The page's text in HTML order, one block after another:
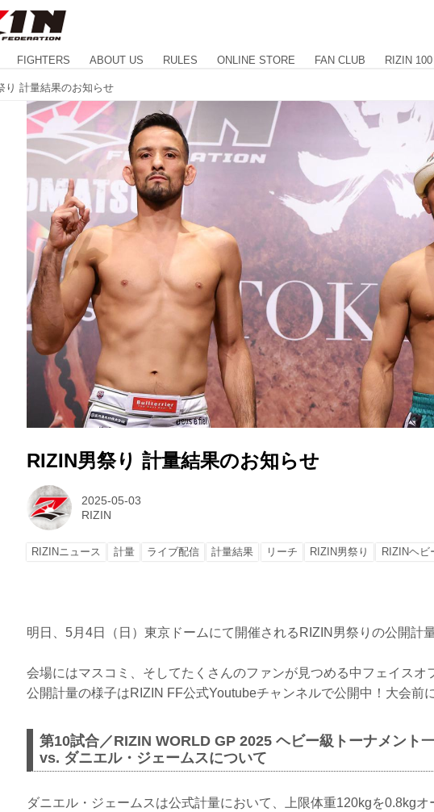
FIGHTERS ABOUT US RULES ONLINE STORE FAN CLUB RIZIN
り 計量結果のお知らせ
RIZIN男祭り 計量結果のお知らせ
2025-05-03
RIZIN
RIZINニュース 計量 ライブ配信 計量結果 リーチ RIZIN男祭り RIZINヘビ
明日、5月4日（日）東京ドームにて開催されるRIZIN男祭りの公開計
会場にはマスコミ、そしてたくさんのファンが見つめる中フェイスオ
公開計量の様子はRIZIN FF公式Youtubeチャンネルで公開中！大会前
第10試合／RIZIN WORLD GP 2025 ヘビー級トーナメント
vs. ダニエル・ジェームスについて
ダニエル・ジェームスは公式計量において、上限体重120kgを0.8kg